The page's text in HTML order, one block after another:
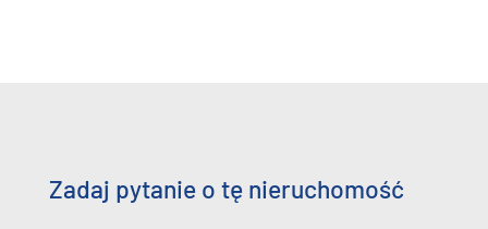
Zadaj pytanie o tę nieruchomość